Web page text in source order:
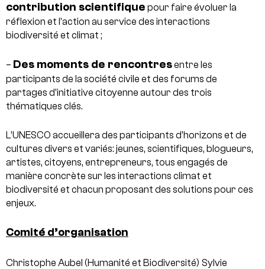
contribution scientifique pour faire évoluer la
réflexion et l’action au service des interactions
biodiversité et climat ;
– Des moments de rencontresentre les
participants de la société civile et des forums de
partages d’initiative citoyenne autour des trois
thématiques clés.
L’UNESCO accueillera des participants d’horizons et de
cultures divers et variés: jeunes, scientifiques, blogueurs,
artistes, citoyens, entrepreneurs, tous engagés de
manière concrète sur les interactions climat et
biodiversité et chacun proposant des solutions pour ces
enjeux.
Comité d’organisation
Christophe Aubel (Humanité et Biodiversité) Sylvie